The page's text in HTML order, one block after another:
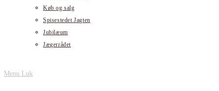
Køb og salg
Spisestedet Jagten
Jubilæum
Jægerrådet
Menu Luk